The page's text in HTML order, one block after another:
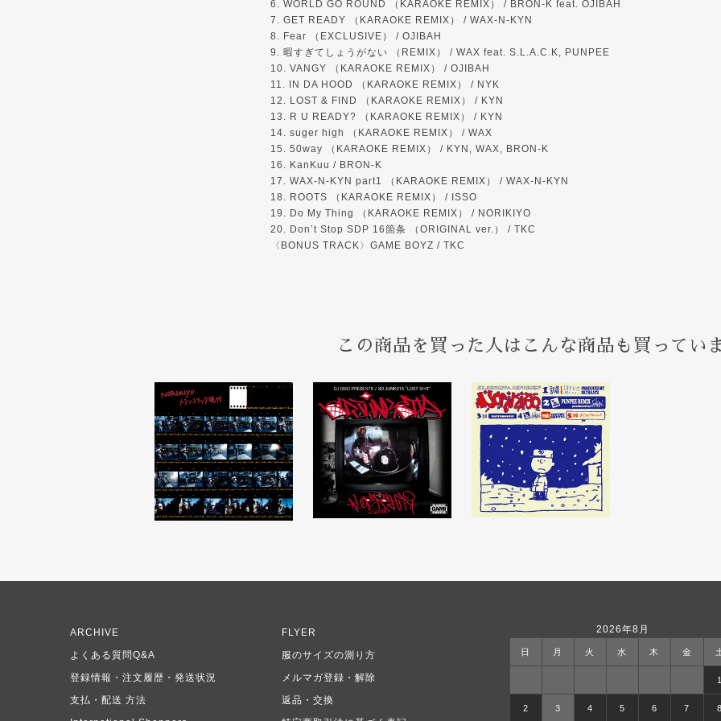
6. WORLD GO ROUND （KARAOKE REMIX） / BRON-K feat. OJIBAH
7. GET READY （KARAOKE REMIX） / WAX-N-KYN
8. Fear （EXCLUSIVE） / OJIBAH
9. 暇すぎてしょうがない （REMIX） / WAX feat. S.L.A.C.K, PUNPEE
10. VANGY （KARAOKE REMIX） / OJIBAH
11. IN DA HOOD （KARAOKE REMIX） / NYK
12. LOST & FIND （KARAOKE REMIX） / KYN
13. R U READY? （KARAOKE REMIX） / KYN
14. suger high （KARAOKE REMIX） / WAX
15. 50way （KARAOKE REMIX） / KYN, WAX, BRON-K
16. KanKuu / BRON-K
17. WAX-N-KYN part1 （KARAOKE REMIX） / WAX-N-KYN
18. ROOTS （KARAOKE REMIX） / ISSO
19. Do My Thing （KARAOKE REMIX） / NORIKIYO
20. Don’t Stop SDP 16箇条 （ORIGINAL ver.） / TKC
〈BONUS TRACK〉GAME BOYZ / TKC
この商品を買った人はこんな商品も買ってい
2026年8月
日 月 火 水 木 金
2 3 4 5 6 7
ARCHIVE
FLYER
よくある質問Q&A
服のサイズの測り方
登録情報・注文履歴・発送状況
メルマガ登録・解除
支払・配送 方法
返品・交換